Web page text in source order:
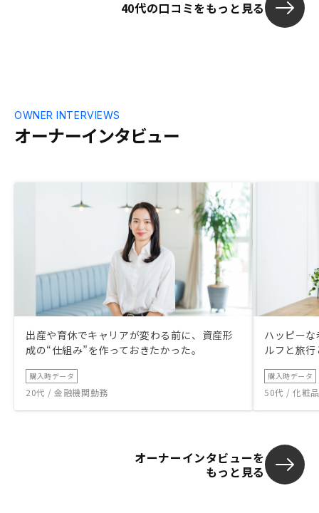
40代の口コミをもっと見る
オーナーインタビュー
OWNER INTERVIEWS
出産や育休でキャリアが変わる前に、資産形
成の“仕組み”を作っておきたかった。
購入時データ
20代 / 金融機関勤務
ハッピー
ルフと旅
購入時データ
50代 / 化粧
オーナーインタビューを
もっと見る